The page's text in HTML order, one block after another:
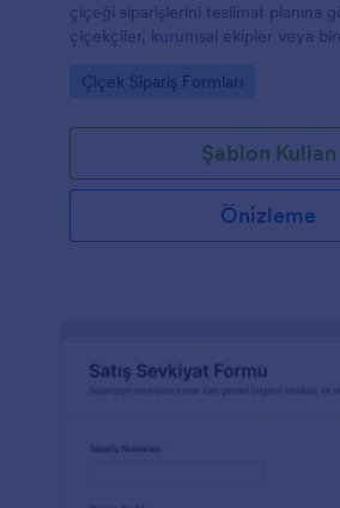
çiçeği siparişlerini teslimat planına
çiçekçiler, kurumsal ekipler veya
düzenleyin.
Go to Category:
Çiçek Sipariş Formları
Şablon Kullan
Önizleme